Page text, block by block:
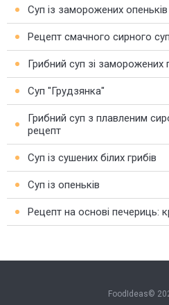
Суп із заморожених опеньків
Рецепт смачного сирного
Грибний суп зі заморожених
Суп "Грудзянка"
Грибний суп з плавленим
рецепт
Суп із сушених білих грибів
Суп із опеньків
Рецепт на основі печериць:
FoodIdeas©